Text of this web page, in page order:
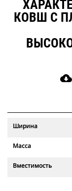
КОВШ С
cloud_download
Ширина
Масса
Вместимость